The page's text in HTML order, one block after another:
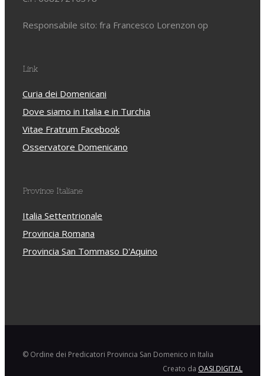
Responsabile sito: fra Francesco Lorenzon op
Link
Curia dei Domenicani
Dove siamo in Italia e in Turchia
Vitae Fratrum Facebook
Osservatore Domenicano
Province Italiane
Italia Settentrionale
Provincia Romana
Provincia San Tommaso D'Aquino
© Ordine dei Predicatori Provincia San Domenico in Italia
Creato da OASI.DIGITAL